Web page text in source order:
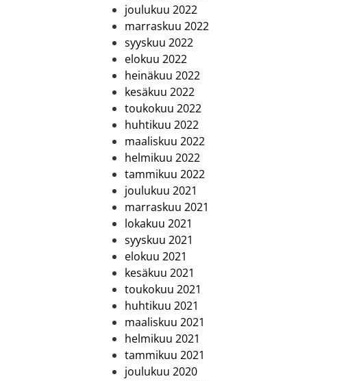
joulukuu 2022
marraskuu 2022
syyskuu 2022
elokuu 2022
heinäkuu 2022
kesäkuu 2022
toukokuu 2022
huhtikuu 2022
maaliskuu 2022
helmikuu 2022
tammikuu 2022
joulukuu 2021
marraskuu 2021
lokakuu 2021
syyskuu 2021
elokuu 2021
kesäkuu 2021
toukokuu 2021
huhtikuu 2021
maaliskuu 2021
helmikuu 2021
tammikuu 2021
joulukuu 2020